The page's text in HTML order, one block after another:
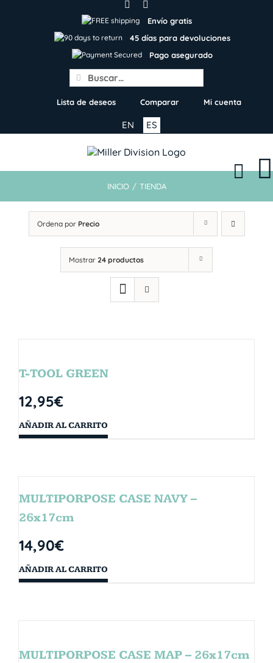
Envío gratis
45 días para devoluciones
Pago asegurado
Search
for:
Lista de deseos Comparar Mi cuenta
ES
EN
INICIO / TIENDA
Ordena por Precio
Mostrar 24 productos
T-TOOL GREEN
12,95€
AÑADIR AL CARRITO
MULTIPORPOSE CASE NAVY –
26x17cm
14,90€
AÑADIR AL CARRITO
MULTIPORPOSE CASE MAP – 26x17cm